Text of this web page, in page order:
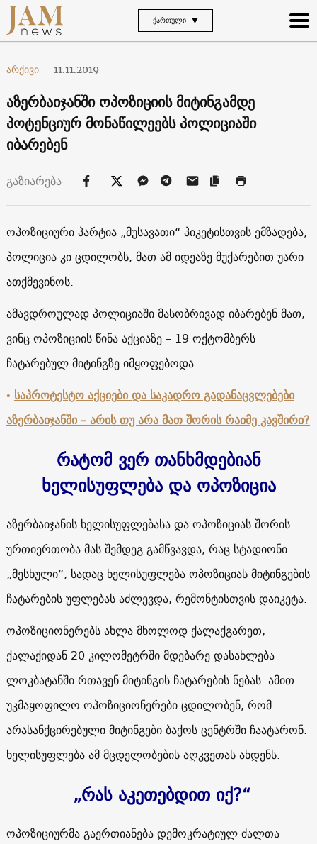
ᲥᲐᲠᲗᲣᲚᲘ
არქივი - 11.11.2019
აზერბაიჯანში ოპოზიციის მიტინგამდე
პოტენციურ მონაწილეებს პოლიციაში
იბარებენ
გაზიარება
ოპოზიციური პარტია „მუსავათი“ პიკეტისთვის ემზადება,
პოლიცია კი ცდილობს, მათ ამ იდეაზე მუქარებით უარი
ათქმევინოს.
ამავდროულად პოლიციაში მასობრივად იბარებენ მათ,
ვინც ოპოზიციის წინა აქციაზე – 19 ოქტომბერს
ჩატარებულ მიტინგზე იმყოფებოდა.
• საპროტესტო აქციები და საკადრო გადანაცვლებები
აზერბაიჯანში – არის თუ არა მათ შორის რაიმე კავშირი?
რატომ ვერ თანხმდებიან
ხელისუფლება და ოპოზიცია
აზერბაიჯანის ხელისუფლებასა და ოპოზიციას შორის
ურთიერთობა მას შემდეგ გამწვავდა, რაც სტადიონი
„მესხული“, სადაც ხელისუფლება ოპოზიციას მიტინგების
ჩატარების უფლებას აძლევდა, რემონტისთვის დაიკეტა.
ოპოზიციონერებს ახლა მხოლოდ ქალაქგარეთ,
ქალაქიდან 20 კილომეტრში მდებარე დასახლება
ლოკბატანში რთავენ მიტინგის ჩატარების ნებას. ამით
უკმაყოფილო ოპოზიციონერები ცდილობენ, რომ
არასანქცირებული მიტინგები ბაქოს ცენტრში ჩაატარონ.
ხელისუფლება ამ მცდელობების აღკვეთას ახდენს.
„რას აკეთებდით იქ?“
ოპოზიციურმა გაერთიანება დემოკრატიულ ძალთა